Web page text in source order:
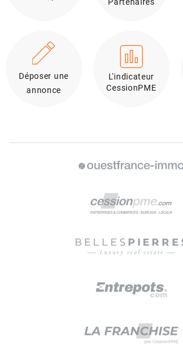
Déposer une
annonce
L'indicateur
CessionPME